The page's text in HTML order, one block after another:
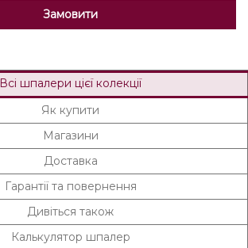
Замовити
Всі шпалери цієї колекції
Як купити
Магазини
Доставка
Гарантії та повернення
Дивіться також
Калькулятор шпалер